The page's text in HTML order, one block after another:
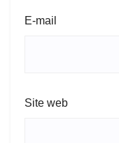
E-mail
Site web